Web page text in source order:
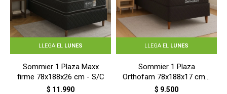
LLEGA EL LUNES
Sommier 1 Plaza Maxx
firme 78x188x26 cm - S/C
$ 11.990
LLEGA EL LUNES
Sommier 1 Plaza
Orthofam 78x188x17 cm -
S/C
$ 9.500